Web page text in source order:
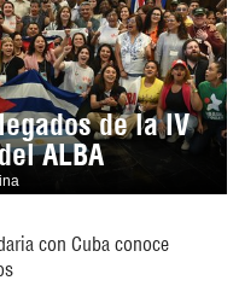
de la IV
ALBA
con Cuba conoce